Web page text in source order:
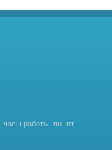
часы работы: пн.-пт.